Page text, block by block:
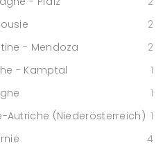
2
- Mendoza
2
- Kamptal
1
1
Autriche (Niederösterreich) 1
4